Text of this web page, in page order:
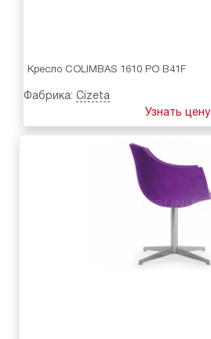
Кресло COLIMBAS 1610 PO B41F
Фабрика: Cizeta
Узнать цену